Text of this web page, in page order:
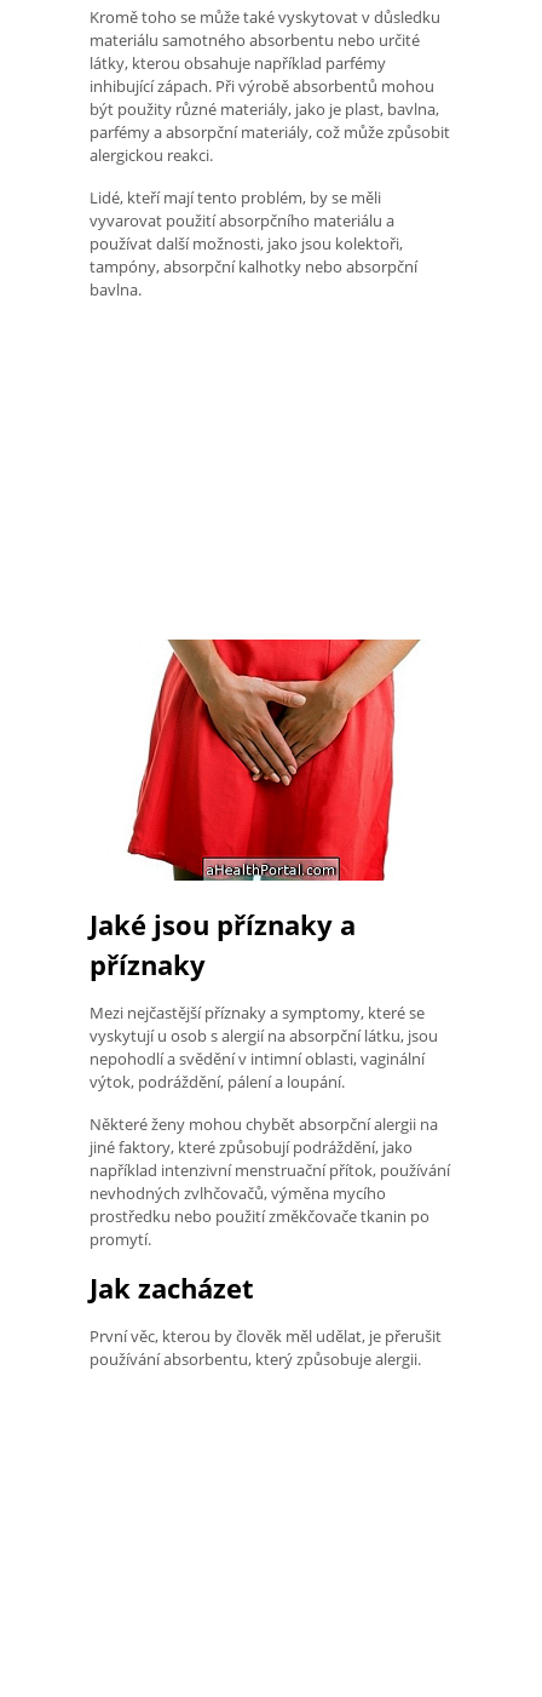
Kromě toho se může také vyskytovat v důsledku
materiálu samotného absorbentu nebo určité
látky, kterou obsahuje například parfémy
inhibující zápach. Při výrobě absorbentů mohou
být použity různé materiály, jako je plast, bavlna,
parfémy a absorpční materiály, což může způsobit
alergickou reakci.
Lidé, kteří mají tento problém, by se měli
vyvarovat použití absorpčního materiálu a
používat další možnosti, jako jsou kolektoři,
tampóny, absorpční kalhotky nebo absorpční
bavlna.
Jaké jsou příznaky a
příznaky
Mezi nejčastější příznaky a symptomy, které se
vyskytují u osob s alergií na absorpční látku, jsou
nepohodlí a svědění v intimní oblasti, vaginální
výtok, podráždění, pálení a loupání.
Některé ženy mohou chybět absorpční alergii na
jiné faktory, které způsobují podráždění, jako
například intenzivní menstruační přítok, používání
nevhodných zvlhčovačů, výměna mycího
prostředku nebo použití změkčovače tkanin po
promytí.
Jak zacházet
První věc, kterou by člověk měl udělat, je přerušit
používání absorbentu, který způsobuje alergii.